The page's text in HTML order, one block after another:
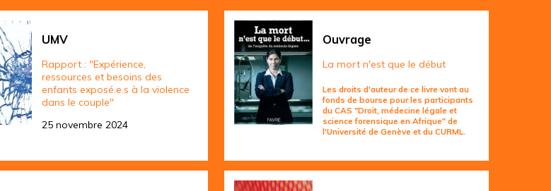
UMV
Rapport : "Expérience,
ressources et besoins des
enfants exposé.e.s à la violence
dans le couple"
25 novembre 2024
Ouvrage
La mort n'est que le début
Les droits d'auteur de ce livre vont au
fonds de bourse pour les participants
du CAS "Droit, médecine légale et
science forensique en Afrique" de
l'Université de Genève et du CURML.